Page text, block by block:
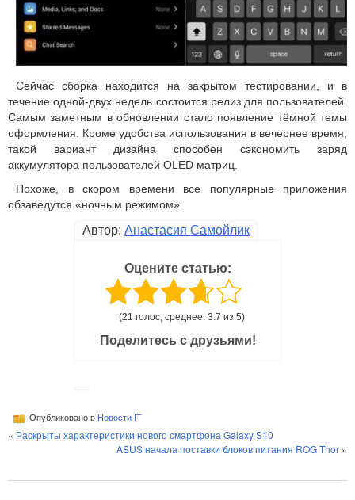
Сейчас сборка находится на закрытом тестировании, и в
течение одной-двух недель состоится релиз для пользователей.
Самым заметным в обновлении стало появление тёмной темы
оформления. Кроме удобства использования в вечернее время,
такой вариант дизайна способен сэкономить заряд
аккумулятора пользователей OLED матриц.
Похоже, в скором времени все популярные приложения
обзаведутся «ночным режимом».
Автор: Анастасия Самойлик
Оцените статью:
(21 голос, среднее: 3.7 из 5)
Поделитесь с друзьями!
Опубликовано в Новости IT
« Раскрыты характеристики нового смартфона Galaxy S10
ASUS начала поставки блоков питания ROG Thor »